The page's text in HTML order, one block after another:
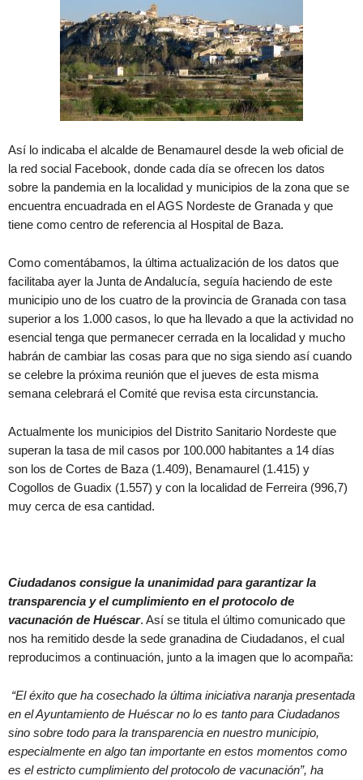
Así lo indicaba el alcalde de Benamaurel desde la web oficial de
la red social Facebook, donde cada día se ofrecen los datos
sobre la pandemia en la localidad y municipios de la zona que se
encuentra encuadrada en el AGS Nordeste de Granada y que
tiene como centro de referencia al Hospital de Baza.
Como comentábamos, la última actualización de los datos que
facilitaba ayer la Junta de Andalucía, seguía haciendo de este
municipio uno de los cuatro de la provincia de Granada con tasa
superior a los 1.000 casos, lo que ha llevado a que la actividad no
esencial tenga que permanecer cerrada en la localidad y mucho
habrán de cambiar las cosas para que no siga siendo así cuando
se celebre la próxima reunión que el jueves de esta misma
semana celebrará el Comité que revisa esta circunstancia.
Actualmente los municipios del Distrito Sanitario Nordeste que
superan la tasa de mil casos por 100.000 habitantes a 14 días
son los de Cortes de Baza (1.409), Benamaurel (1.415) y
Cogollos de Guadix (1.557) y con la localidad de Ferreira (996,7)
muy cerca de esa cantidad.
Ciudadanos consigue la unanimidad para garantizar la
transparencia y el cumplimiento en el protocolo de
vacunación de Huéscar. Así se titula el último comunicado que
nos ha remitido desde la sede granadina de Ciudadanos, el cual
reproducimos a continuación, junto a la imagen que lo acompaña:
“El éxito que ha cosechado la última iniciativa naranja presentada
en el Ayuntamiento de Huéscar no lo es tanto para Ciudadanos
sino sobre todo para la transparencia en nuestro municipio,
especialmente en algo tan importante en estos momentos como
es el estricto cumplimiento del protocolo de vacunación”, ha